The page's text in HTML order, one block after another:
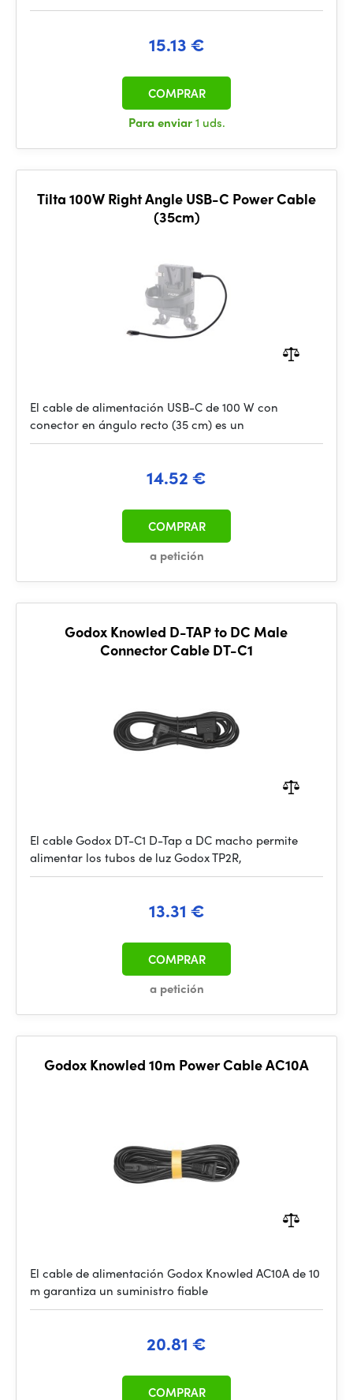
15.13 €
Para enviar1 uds.
COMPRAR
Tilta 100W Right Angle USB-C Power Cable
(35cm)
El cable de alimentación USB-C de 100 W con
conector en ángulo recto (35 cm) es un
14.52 €
a petición
COMPRAR
Godox Knowled D-TAP to DC Male
Connector Cable DT-C1
El cable Godox DT-C1 D-Tap a DC macho permite
alimentar los tubos de luz Godox TP2R,
13.31 €
a petición
COMPRAR
Godox Knowled 10m Power Cable AC10A
El cable de alimentación Godox Knowled AC10A de 10
m garantiza un suministro fiable
20.81 €
COMPRAR